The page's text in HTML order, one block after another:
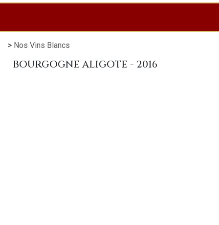
> Nos Vins Blancs
BOURGOGNE ALIGOTE - 2016